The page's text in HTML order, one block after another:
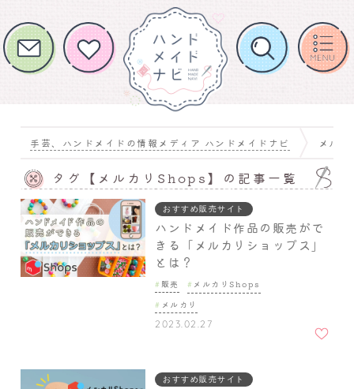
手芸、ハンドメイドの情報メディア ハンドメイドナビ メル
タグ【メルカリShops】の記事一覧
おすすめ販売サイト
ハンドメイド作品の販売がで
きる「メルカリショップス」
とは？
販売
メルカリShops
メルカリ
2023.02.27
入りに
おすすめ販売サイト